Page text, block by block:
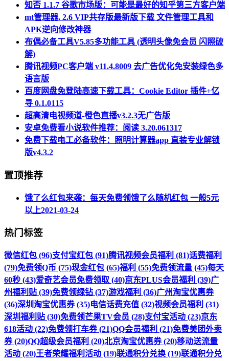
知否 1.1.7 谷歌市场版：可能是最好的知乎第三方客户端
mt管理器. 2.6 VIP共存版最新版下载 文件管理工具和
APK逆向修改神器
布偶必备工具V5.85多功能工具 (透明头像免会员 闪照破
解)
腾讯视频PC客户端 v11.4.8009 去广告优化免安装绿色多
语言版
百度网盘免登陆高速下载工具：Cookie Editor 插件+亿
寻 0.1.0115
超高清电视频道-橙色直播v3.2.3无广告版
安卓免费看小说软件推荐：阅读 3.20.061317
免费下载电工必备软件：照明计算器app 直装专业解锁
版v4.3.2
置顶推荐
饿了么红包来袭：每天免费领饿了么随机红包 一般5元
以上2021-03-24
热门标签
微信红包 (96)支付宝红包 (91)腾讯视频会员福利 (81)话费福利
(79)免费领Q币 (75)现金红包 (65)福利 (55)免费领流量 (45)每天
60秒 (43)爱奇艺会员免费领取 (40)京东PLUS会员福利 (39)广
州福利贴 (39)免费领绿钻 (37)游戏福利 (36)广州淘宝优惠券
(36)深圳淘宝优惠券 (35)电信话费充值 (32)视频会员福利 (31)
深圳福利贴 (30)免费领芒果TV会员 (28)支付宝活动 (23)京东
618活动 (22)免费领打车券 (21)QQ会员福利 (21)免费美团外卖
券 (20)QQ超级会员福利 (20)北京淘宝优惠券 (20)移动送流量
活动 (20)王者荣耀福利活动 (19)联通积分兑换 (19)联通积分兑